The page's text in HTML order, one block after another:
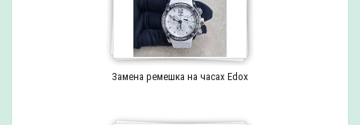
Замена ремешка на часах Edox